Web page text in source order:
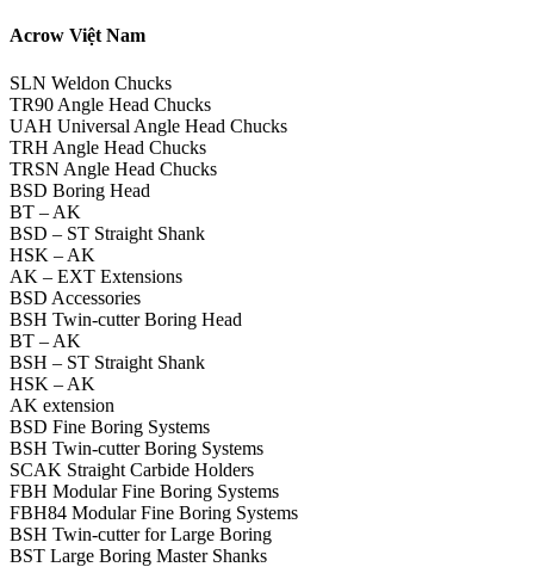
Acrow Việt Nam
SLN Weldon Chucks
TR90 Angle Head Chucks
UAH Universal Angle Head Chucks
TRH Angle Head Chucks
TRSN Angle Head Chucks
BSD Boring Head
BT – AK
BSD – ST Straight Shank
HSK – AK
AK – EXT Extensions
BSD Accessories
BSH Twin-cutter Boring Head
BT – AK
BSH – ST Straight Shank
HSK – AK
AK extension
BSD Fine Boring Systems
BSH Twin-cutter Boring Systems
SCAK Straight Carbide Holders
FBH Modular Fine Boring Systems
FBH84 Modular Fine Boring Systems
BSH Twin-cutter for Large Boring
BST Large Boring Master Shanks